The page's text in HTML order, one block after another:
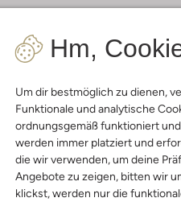
Hm,
Um dir bestmöglich zu dienen,
Funktionale und analytische
ordnungsgemäß funktioniert
werden immer platziert und
die wir verwenden, um deine
Angebote zu zeigen, bitten wir
klickst, werden nur die